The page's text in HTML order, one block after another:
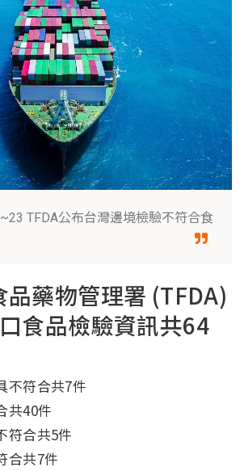
TFDA公布台灣邊境檢驗不符合食
藥物管理署 (TFDA)
食品檢驗資訊共64
不符合共7件
共40件
符合共5件
合共7件